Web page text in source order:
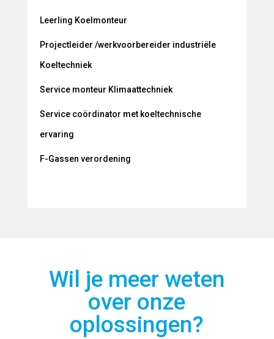
Leerling Koelmonteur
Projectleider /werkvoorbereider industriële
Koeltechniek
Service monteur Klimaattechniek
Service coördinator met koeltechnische
ervaring
F-Gassen verordening
Wil je meer weten
over onze
oplossingen?